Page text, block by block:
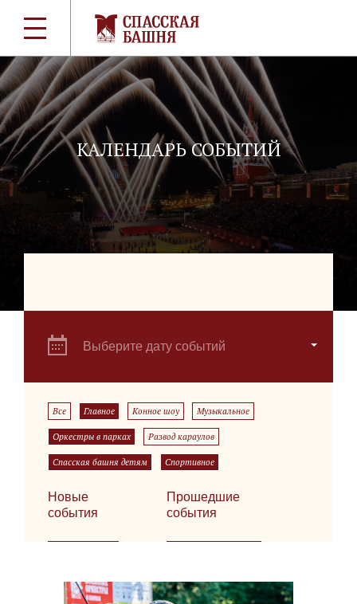
КАЛЕНДАРЬ СОБЫТИЙ
Выберите дату событий
Все Главное Конное шоу Музыкальное
Оркестры в парках Развод караулов
Спасская башня детям Спортивное
Новые
события
Прошедшие
события